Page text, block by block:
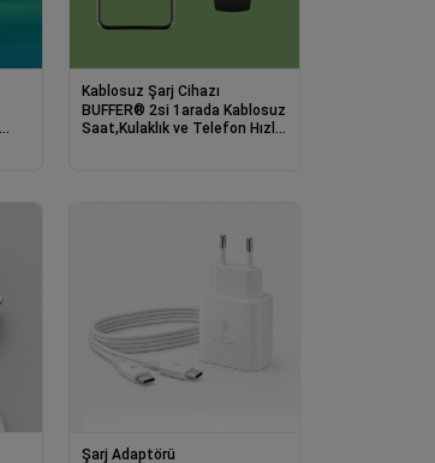
Kablosuz Şarj Cihazı
BUFFER® 2si 1arada Kablosuz
Saat,Kulaklık ve Telefon Hızlı
Şarj Adaptörü